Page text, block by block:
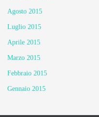
Agosto 2015
Luglio 2015
Aprile 2015
Marzo 2015
Febbraio 2015
Gennaio 2015